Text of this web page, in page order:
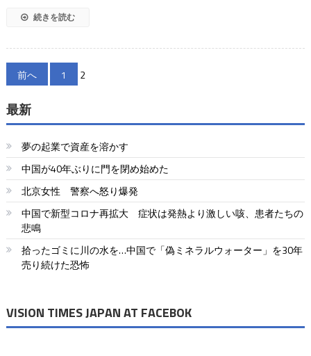
続きを読む
投
稿
の
ペ
ー
ジ
送
り
前へ 1 2
最新
夢の起業で資産を溶かす
中国が40年ぶりに門を閉め始めた
北京女性 警察へ怒り爆発
中国で新型コロナ再拡大 症状は発熱より激しい咳、患者たちの
悲鳴
拾ったゴミに川の水を…中国で「偽ミネラルウォーター」を30年
売り続けた恐怖
VISION TIMES JAPAN AT FACEBOK